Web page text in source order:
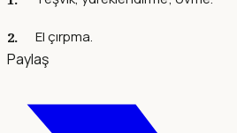
El çırpma.
Paylaş